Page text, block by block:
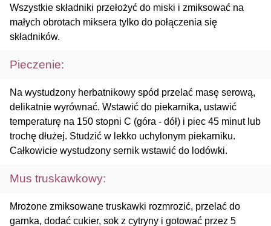
Wszystkie składniki przełożyć do miski i zmiksować na
małych obrotach miksera tylko do połączenia się
składników.
Pieczenie:
Na wystudzony herbatnikowy spód przelać masę serową,
delikatnie wyrównać. Wstawić do piekarnika, ustawić
temperaturę na 150 stopni C (góra - dół) i piec 45 minut lub
trochę dłużej. Studzić w lekko uchylonym piekarniku.
Całkowicie wystudzony sernik wstawić do lodówki.
Mus truskawkowy:
Mrożone zmiksowane truskawki rozmrozić, przelać do
garnka, dodać cukier, sok z cytryny i gotować przez 5